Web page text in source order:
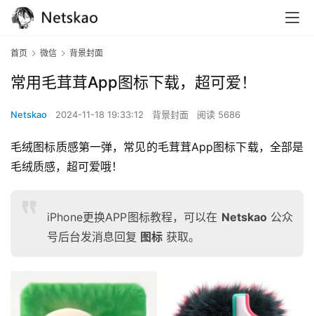
首页 微信 背景封面
常用毛茸茸App图标下载，超可爱！
Netskao 2024-11-18 19:33:12 背景封面 阅读 5686
毛绒图标质感第一弹，常见的毛茸茸App图标下载，全部是
毛绒质感，超可爱哦！
iPhone更换APP图标教程，可以在 Netskao公众
号后台发消息回复 图标 获取。